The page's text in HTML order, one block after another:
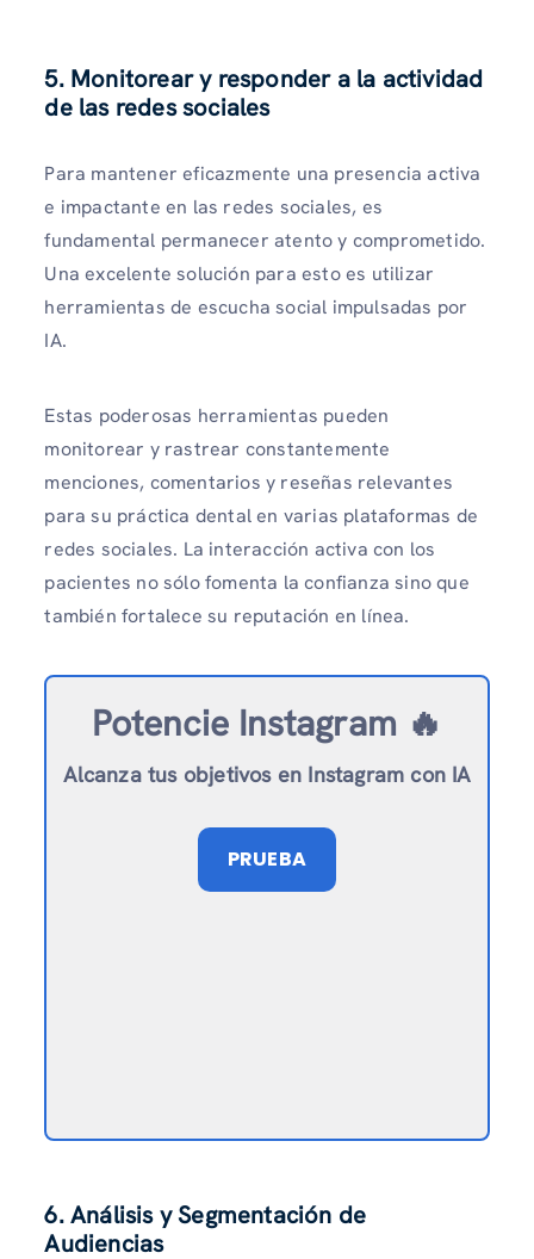
5. Monitorear y responder a la actividad
de las redes sociales
Para mantener eficazmente una presencia activa
e impactante en las redes sociales, es
fundamental permanecer atento y comprometido.
Una excelente solución para esto es utilizar
herramientas de escucha social impulsadas por
IA.
Estas poderosas herramientas pueden
monitorear y rastrear constantemente
menciones, comentarios y reseñas relevantes
para su práctica dental en varias plataformas de
redes sociales. La interacción activa con los
pacientes no sólo fomenta la confianza sino que
también fortalece su reputación en línea.
Potencie Instagram 🔥
Alcanza tus objetivos en Instagram con IA
PRUEBA
6. Análisis y Segmentación de
Audiencias